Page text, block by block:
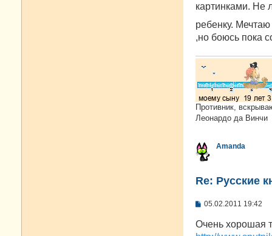
картинками. Не
ребенку.
,но боюсь пока
Противник,
Леонардо да Винчи
Amanda
Re: Русские
С
о
б
05.02.2011 19:42
Очень хорошая